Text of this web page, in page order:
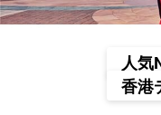
人気
香港